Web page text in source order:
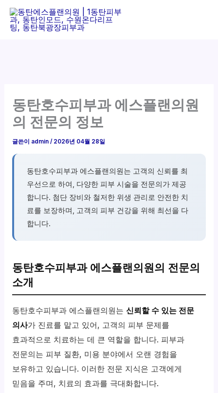
동탄호수피부과 에스플랜의원
의 전문의 정보
글쓴이 admin/ 2026년 04월 28일
동탄호수피부과 에스플랜의원는 고객의 신뢰를 최
우선으로 하여, 다양한 피부 시술을 전문의가 제공
합니다. 첨단 장비와 철저한 위생 관리로 안전한 치
료를 보장하며, 고객의 피부 건강을 위해 최선을 다
합니다.
동탄호수피부과 에스플랜의원의 전문의
소개
동탄호수피부과 에스플랜의원는신뢰할 수 있는 전문
의사가 진료를 맡고 있어, 고객의 피부 문제를
효과적으로 치료하는 데 큰 역할을 합니다. 피부과
전문의는 피부 질환, 미용 분야에서 오랜 경험을
보유하고 있습니다. 이러한 전문 지식은 고객에게
믿음을 주며, 치료의 효과를 극대화합니다.